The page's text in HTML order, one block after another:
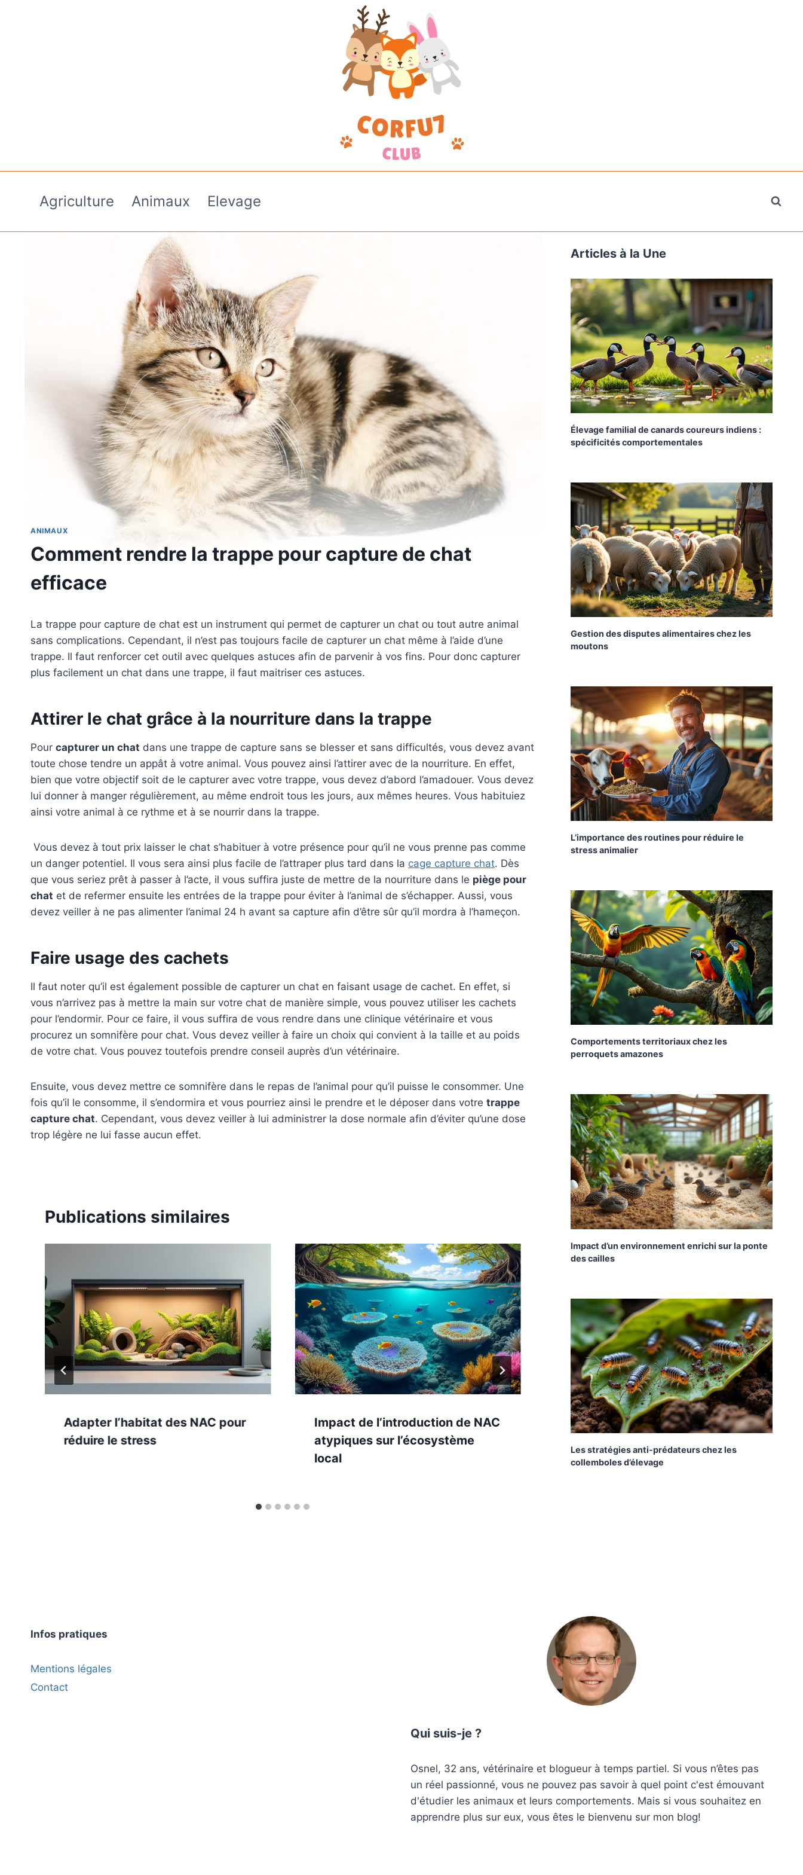
Agriculture Animaux Elevage
ANIMAUX
Comment rendre la trappe pour capture de chat
efficace
La trappe pour capture de chat est un instrument qui permet de capturer un chat ou tout autre animal
sans complications. Cependant, il n’est pas toujours facile de capturer un chat même à l’aide d’une
trappe. Il faut renforcer cet outil avec quelques astuces afin de parvenir à vos fins. Pour donc capturer
plus facilement un chat dans une trappe, il faut maitriser ces astuces.
Attirer le chat grâce à la nourriture dans la trappe
Pour capturer un chat dans une trappe de capture sans se blesser et sans difficultés, vous devez avant
toute chose tendre un appât à votre animal. Vous pouvez ainsi l’attirer avec de la nourriture. En effet,
bien que votre objectif soit de le capturer avec votre trappe, vous devez d’abord l’amadouer. Vous devez
lui donner à manger régulièrement, au même endroit tous les jours, aux mêmes heures. Vous habituiez
ainsi votre animal à ce rythme et à se nourrir dans la trappe.
Vous devez à tout prix laisser le chat s’habituer à votre présence pour qu’il ne vous prenne pas comme
un danger potentiel. Il vous sera ainsi plus facile de l’attraper plus tard dans la cage capture chat. Dès
que vous seriez prêt à passer à l’acte, il vous suffira juste de mettre de la nourriture dans le piège pour
chat et de refermer ensuite les entrées de la trappe pour éviter à l’animal de s’échapper. Aussi, vous
devez veiller à ne pas alimenter l’animal 24 h avant sa capture afin d’être sûr qu’il mordra à l’hameçon.
Faire usage des cachets
Il faut noter qu’il est également possible de capturer un chat en faisant usage de cachet. En effet, si
vous n’arrivez pas à mettre la main sur votre chat de manière simple, vous pouvez utiliser les cachets
pour l’endormir. Pour ce faire, il vous suffira de vous rendre dans une clinique vétérinaire et vous
procurez un somnifère pour chat. Vous devez veiller à faire un choix qui convient à la taille et au poids
de votre chat. Vous pouvez toutefois prendre conseil auprès d’un vétérinaire.
Ensuite, vous devez mettre ce somnifère dans le repas de l’animal pour qu’il puisse le consommer. Une
fois qu’il le consomme, il s’endormira et vous pourriez ainsi le prendre et le déposer dans votre trappe
capture chat. Cependant, vous devez veiller à lui administrer la dose normale afin d’éviter qu’une dose
trop légère ne lui fasse aucun effet.
Publications similaires
Adapter l’habitat des NAC pour
réduire le stress
Impact de l’introduction de NAC
atypiques sur l’écosystème
local
Produits naturels pour chien :
pour lutter contre ces parasites
Articles à la Une
Élevage familial de canards coureurs indiens :
spécificités comportementales
Gestion des disputes alimentaires chez les
moutons
L’importance des routines pour réduire le
stress animalier
Comportements territoriaux chez les
perroquets amazones
Impact d’un environnement enrichi sur la ponte
des cailles
Les stratégies anti-prédateurs chez les
collemboles d’élevage
Infos pratiques
Mentions légales
Contact
Qui suis-je ?
Osnel, 32 ans, vétérinaire et blogueur à temps partiel. Si vous n’êtes pas
un réel passionné, vous ne pouvez pas savoir à quel point c'est émouvant
d'étudier les animaux et leurs comportements. Mais si vous souhaitez en
apprendre plus sur eux, vous êtes le bienvenu sur mon blog!